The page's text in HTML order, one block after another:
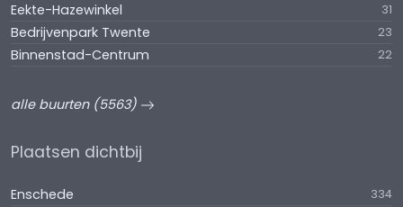
Eekte-Hazewinkel 31
Bedrijvenpark Twente 23
Binnenstad-Centrum 22
alle buurten (5563)
Plaatsen dichtbij
Enschede 334